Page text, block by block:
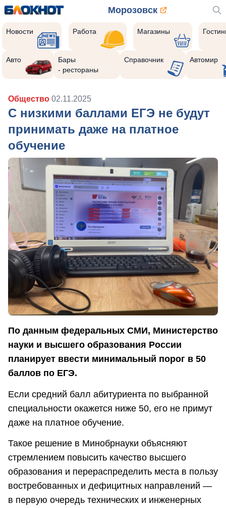
Морозовск
Новости Работа Магазины
Авто
Бары
- рестораны
Справочник Автомир
Общество 02.11.2025
С низкими баллами ЕГЭ не будут
принимать даже на платное
обучение
По данным федеральных СМИ, Министерство
науки и высшего образования России
планирует ввести минимальный порог в 50
баллов по ЕГЭ.
Если средний балл абитуриента по выбранной
специальности окажется ниже 50, его не примут
даже на платное обучение.
Такое решение в Минобрнауки объясняют
стремлением повысить качество высшего
образования и перераспределить места в пользу
востребованных и дефицитных направлений —
в первую очередь технических и инженерных